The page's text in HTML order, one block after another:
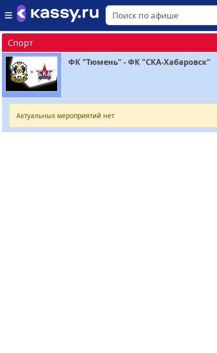
Спорт
ФК "Тюмень" - ФК "СКА-Хабаровск"
Актуальных мероприятий нет